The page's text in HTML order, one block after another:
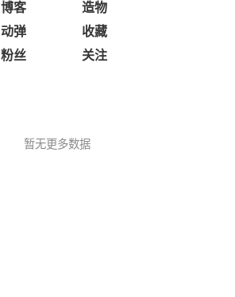
博客
造物
动弹
收藏
粉丝 关注
暂无更多数据